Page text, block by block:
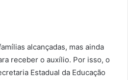
alcançadas, mas ainda
receber o auxílio. Por isso, o
Estadual da Educação